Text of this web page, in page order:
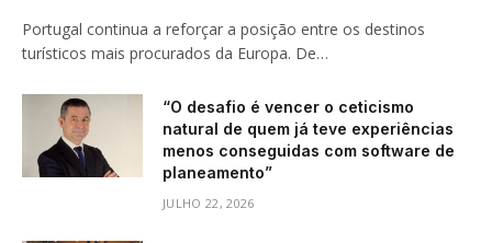
Portugal continua a reforçar a posição entre os destinos
turísticos mais procurados da Europa. De…
“O desafio é vencer o ceticismo
natural de quem já teve experiências
menos conseguidas com software de
planeamento”
JULHO 22, 2026